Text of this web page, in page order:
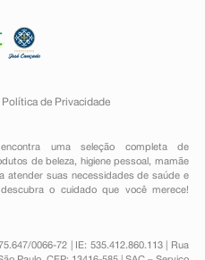
Política de Privacidade
uma seleção completa de
de beleza, higiene pessoal ,mamãe
atender suas necessidades de saúde e
o cuidado que você merece!
0066-72 | IE: 535.412.860.113 | Rua